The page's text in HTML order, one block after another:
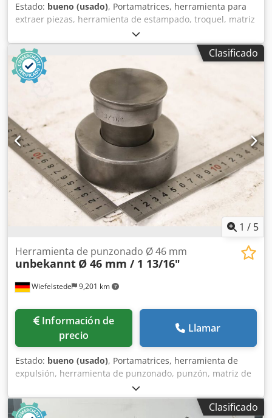
Estado: bueno (usado), Portamatrices, herramienta para
extraer piezas, herramienta de estampado, troquel, matriz
de estampado, punzón de estampado, punzón, forma para
orificios alargados, juego de punzones y matrices para
orificios alargados Djdpfx Alszr Eprensck -Punzón: juego de
punzones y matrices, forma para orificios alargados -
Tamaño: 13,0 x 40,0 mm -Matriz: 13,7 x 40,7 mm -Cantidad:
2 herramientas de estampado disponibles -Precio: por
unidad -Dimensiones de transporte: Ø 90 x 80 mm -Peso:
2,1 kg
Clasificado
1 / 5
Wiefelstede 9,201 km
Herramienta de punzonado Ø 46 mm
unbekannt Ø 46 mm / 1 13/16"
Información de
precio
Llamar
Estado: bueno (usado), Portamatrices, herramienta de
expulsión, herramienta de punzonado, punzón, matriz de
punzonado, estampador, estampador. -Estampador:
Estampador y matriz, diámetro 46 mm / 1 13/16" -Medidas
de transporte: diámetro 90 x 80 mm Dodpozr Ek NjfxClasificado